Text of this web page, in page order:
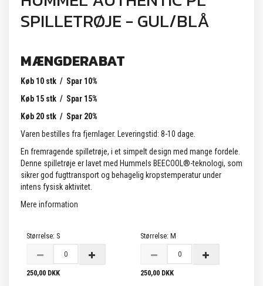
SPILLETRØJE - GUL/BLÅ
MÆNGDERABAT
Køb 10 stk / Spar 10%
Køb 15 stk / Spar 15%
Køb 20 stk / Spar 20%
Varen bestilles fra fjernlager. Leveringstid: 8-10 dage.
En fremragende spilletrøje, i et simpelt design med mange fordele.
Denne spilletrøje er lavet med Hummels BEECOOL®-teknologi, som
sikrer god fugttransport og behagelig kropstemperatur under
intens fysisk aktivitet.
Mere information
Størrelse: S
250,00 DKK
Størrelse: M
250,00 DKK